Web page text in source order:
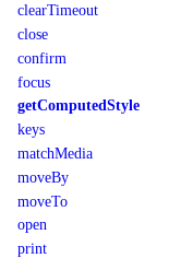
clearTimeout
close
confirm
focus
getComputedStyle
keys
matchMedia
moveBy
moveTo
open
print